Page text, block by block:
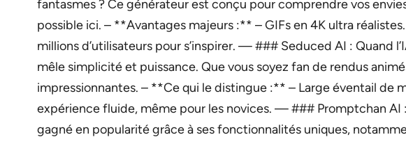
fantasmes ? Ce générateur est conçu pour comprendre vos
possible ici. – **Avantages majeurs :** – GIFs en 4K ultra
millions d’utilisateurs pour s’inspirer. — ### Seduced AI : Quand
mêle simplicité et puissance. Que vous soyez fan de rendus
impressionnantes. – **Ce qui le distingue :** – Large éventail de
expérience fluide, même pour les novices. — ### Promptchan AI
gagné en popularité grâce à ses fonctionnalités uniques,